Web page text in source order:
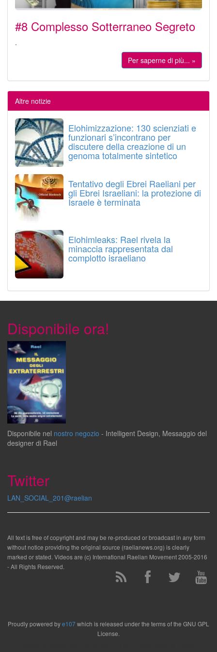
#8 Complesso Sotterraneo Segreto
.
Per saperne di più... »
Altre notizie
Elohimizzazione: 130 scienziati e
funzionari s’incontrano per
discutere della creazione di un
genoma totalmente sintetico
Tentativo degli Ebrei Raeliani per
gli Ebrei Israeliani: la protezione di
Israele è terminata
Elohimleaks: Rael rivela la
minaccia rappresentata dal
complotto israeliano
Disponibile ora!
Disponibile nel nostro negozio - Intelligent Design, Messaggio del
designer di Rael
Twitter
LAN_SOCIAL_201@raelian
All text is free of copyright and may be re-produced or broadcast in any form
without notice providing the original source (raelianews.org) is clearly
marked or stated. Videos are (c) International Raelian Movement 2005-2016
- All Rights Reserved.
Proudly powered bye107which is released under the terms of the GNU GPL
License.